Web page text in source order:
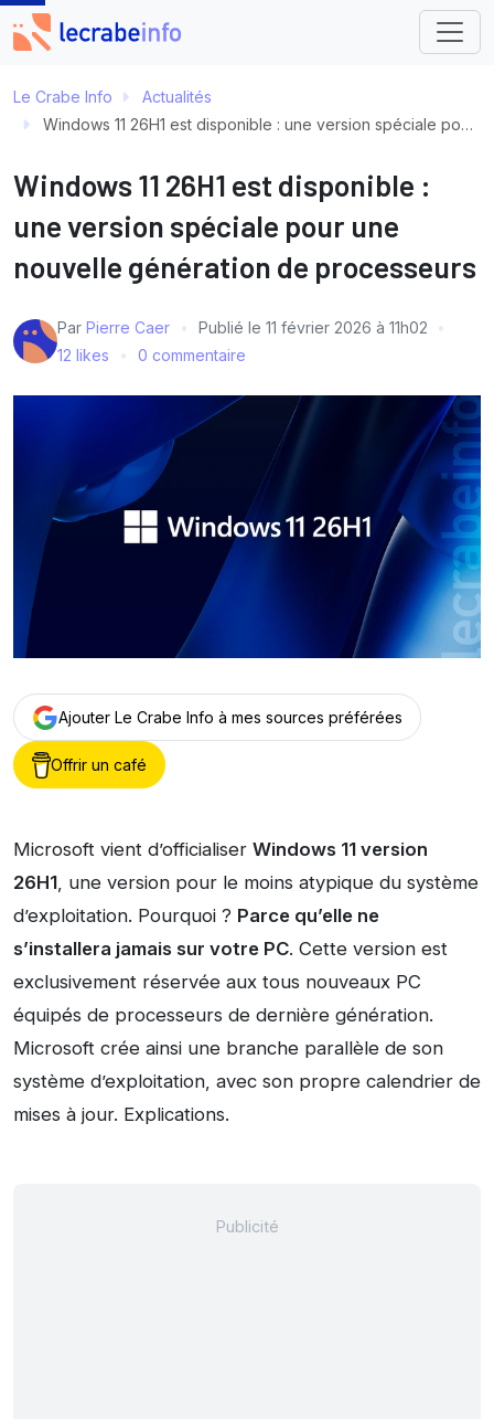
Le Crabe Info
Actualités
Windows 11 26H1 est disponible : une version spéciale pour une nouvelle génération de processeurs
Windows 11 26H1 est disponible :
une version spéciale pour une
nouvelle génération de processeurs
Par Pierre Caer Publié le 11 février 2026 à 11h02
12 likes
0 commentaire
Ajouter Le Crabe Info à mes sources préférées
Offrir un café
Microsoft vient d’officialiser Windows 11 version
26H1, une version pour le moins atypique du système
d’exploitation. Pourquoi ? Parce qu’elle ne
s’installera jamais sur votre PC. Cette version est
exclusivement réservée aux tous nouveaux PC
équipés de processeurs de dernière génération.
Microsoft crée ainsi une branche parallèle de son
système d’exploitation, avec son propre calendrier de
mises à jour. Explications.